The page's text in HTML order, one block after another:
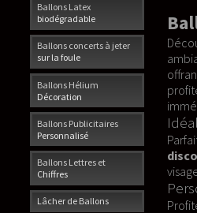
Ballons Latex
biodégradable
Ballons concerts à jeter
sur la foule
Ballons Hélium
Décoration
Ballons Publicitaires
Personnalisé
Ballons Lettres et
Chiffres
Lâcher de Ballons